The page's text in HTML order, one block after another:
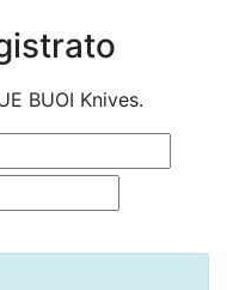
BUOI Knives.